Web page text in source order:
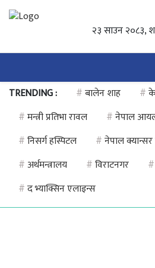
२३ साउन २०८३,
TRENDING : #बालेन शाह #
#मन्त्री प्रतिभा रावल #नेपाल
#निसर्ग हस्पिटल #नेपाल
#अर्थमन्त्रालय #विराटनगर #
#द भ्याक्सिन एलाइन्स